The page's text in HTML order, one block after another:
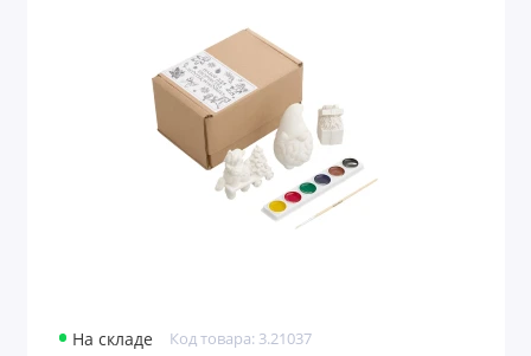
На складе Код товара: 3.21037